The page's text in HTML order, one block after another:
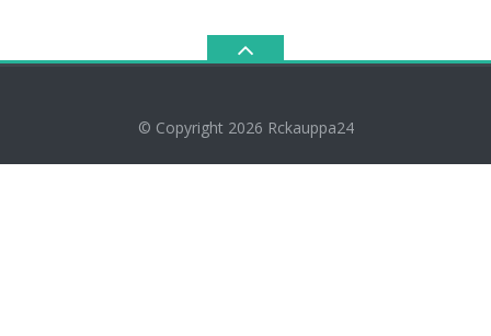
© Copyright 2026 Rckauppa24